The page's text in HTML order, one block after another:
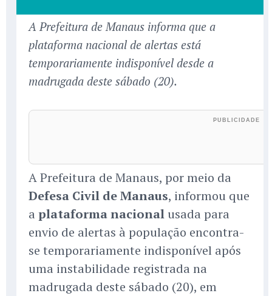
A Prefeitura de Manaus informa que a
plataforma nacional de alertas está
temporariamente indisponível desde a
madrugada deste sábado (20).
A Prefeitura de Manaus, por meio da
Defesa Civil de Manaus, informou que
a plataforma nacional usada para
envio de alertas à população encontra-
se temporariamente indisponível após
uma instabilidade registrada na
madrugada deste sábado (20), em